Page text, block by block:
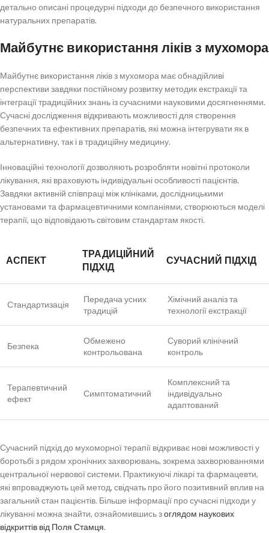
детально описані процедурні підходи до безпечного використання
натуральних препаратів.
Майбутнє використання ліків з мухомора
Майбутнє використання ліків з мухомора має обнадійливі
перспективи завдяки постійному розвитку методик екстракції та
інтеграції традиційних знань із сучасними науковими досягненнями.
Сучасні дослідження відкривають можливості для створення
безпечних та ефективних препаратів, які можна інтегрувати як в
альтернативну, так і в традиційну медицину.
Інноваційні технології дозволяють розробляти новітні протоколи
лікування, які враховують індивідуальні особливості пацієнтів.
Завдяки активній співпраці між клініками, дослідницькими
установами та фармацевтичними компаніями, створюються моделі
терапії, що відповідають світовим стандартам якості.
АСПЕКТ
ТРАДИЦІЙНИЙ
ПІДХІД
СУЧАСНИЙ ПІДХІД
Стандартизація
Передача усних
традицій
Хімічний аналіз та
технології екстракції
Безпека
Обмежено
контрольована
Суворий клінічний
контроль
Терапевтичний
ефект
Симптоматичний
Комплексний та
індивідуально
адаптований
Сучасний підхід до мухоморної терапії відкриває нові можливості у
боротьбі з рядом хронічних захворювань, зокрема захворюваннями
центральної нервової системи. Практикуючі лікарі та фармацевти,
які впроваджують цей метод, свідчать про його позитивний вплив на
загальний стан пацієнтів. Більше інформації про сучасні підходи у
лікуванні можна знайти, ознайомившись зоглядом наукових
відкриттів від Поля Стамця.